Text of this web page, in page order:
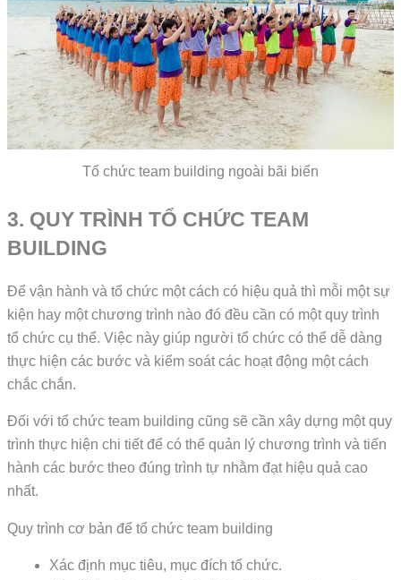
Tổ chức team building ngoài bãi biển
3. QUY TRÌNH TỔ CHỨC TEAM
BUILDING
Để vận hành và tổ chức một cách có hiệu quả thì mỗi một sự
kiện hay một chương trình nào đó đều cần có một quy trình
tổ chức cụ thể. Việc này giúp người tổ chức có thể dễ dàng
thực hiện các bước và kiểm soát các hoạt động một cách
chắc chắn.
Đối với tổ chức team building cũng sẽ cần xây dựng một quy
trình thực hiện chi tiết để có thể quản lý chương trình và tiến
hành các bước theo đúng trình tự nhằm đạt hiệu quả cao
nhất.
Quy trình cơ bản để tổ chức team building
Xác định mục tiêu, mục đích tổ chức.